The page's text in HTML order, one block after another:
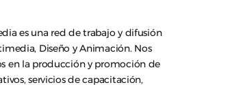
es una red de trabajo y difusión
Diseño y Animación. Nos
en la producción y promoción de
servicios de capacitación,